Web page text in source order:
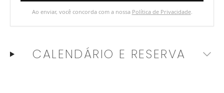
Ao enviar, você concorda com a nossa Política de Privacidade.
CALENDÁRIO E RESERVA